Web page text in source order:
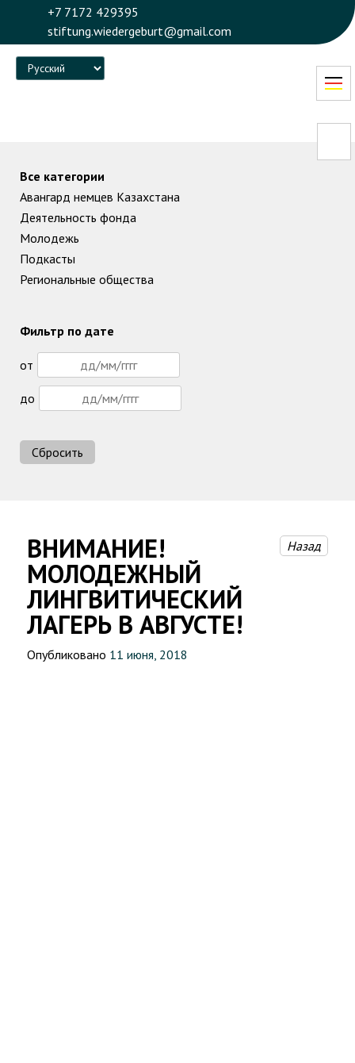
+7 7172 429395
stiftung.wiedergeburt@gmail.com
Language
ВНИМАНИЕ!
МОЛОДЕЖНЫЙ
ЛИНГВИТИЧЕСКИЙ
ЛАГЕРЬ В АВГУСТЕ!
Назад
Опубликовано 11 июня, 2018
Все категории
Авангард немцев Казахстана
Деятельность фонда
Молодежь
Подкасты
Региональные общества
Фильтр по дате
от
до
Сбросить